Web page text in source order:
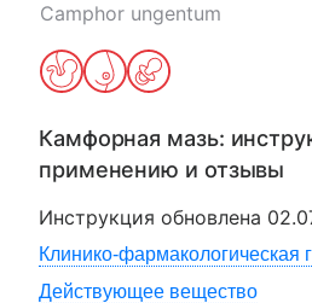
Camphor ungentum
Камфорная мазь:
применению и отзывы
Инструкция обновлена
Клинико-фармакологическая
Действующее вещество